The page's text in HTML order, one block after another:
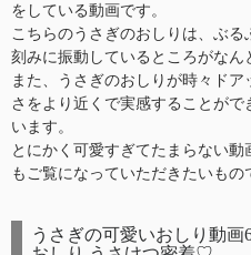
をしている動画です。
こちらのうさぎのおしりは、ぶ
刻みに振動しているところがなん
また、うさぎのおしりが時々ド
さをより近くで実感することが
います。
とにかく可愛すぎてたまらない
もご覧になっていただきたいもの
うさぎの可愛いおしり動